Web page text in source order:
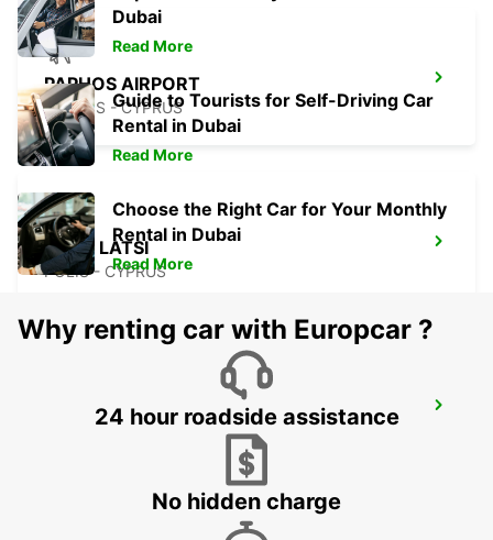
PAPHOS AIRPORT
PAPHOS - CYPRUS
POLIS LATSI
POLIS - CYPRUS
PAPHOS
Dubai
Read More
Guide to Tourists for Self-Driving Car
Rental in Dubai
Read More
Choose the Right Car for Your Monthly
Rental in Dubai
Read More
Why renting car with Europcar ?
24 hour roadside assistance
No hidden charge